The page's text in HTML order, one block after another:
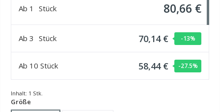
Ab 1 Stück 80,66 €
Ab 3 Stück 70,14 € -13%
Ab 10 Stück 58,44 € -27.5%
Inhalt: 1 Stk.
Größe